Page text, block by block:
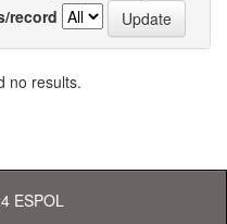
record
no results.
ESPOL